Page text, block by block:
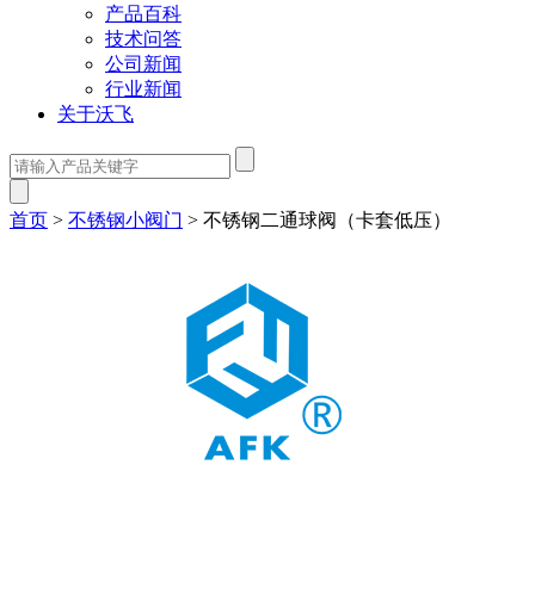
产品百科
技术问答
公司新闻
行业新闻
关于沃飞
首页 > 不锈钢小阀门 > 不锈钢二通球阀（卡套低压）